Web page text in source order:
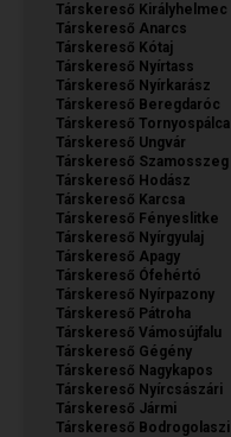
Társkereső Királyhelmec
Társkereső Anarcs
Társkereső Kótaj
Társkereső Nyírtass
Társkereső Nyírkarász
Társkereső Beregdaróc
Társkereső Tornyospálca
Társkereső Ungvár
Társkereső Szamosszeg
Társkereső Hodász
Társkereső Karcsa
Társkereső Fényeslitke
Társkereső Nyírgyulaj
Társkereső Apagy
Társkereső Ófehértó
Társkereső Nyírpazony
Társkereső Pátroha
Társkereső Vámosújfalu
Társkereső Gégény
Társkereső Nagykapos
Társkereső Nyírcsászári
Társkereső Jármi
Társkereső Bodrogolaszi